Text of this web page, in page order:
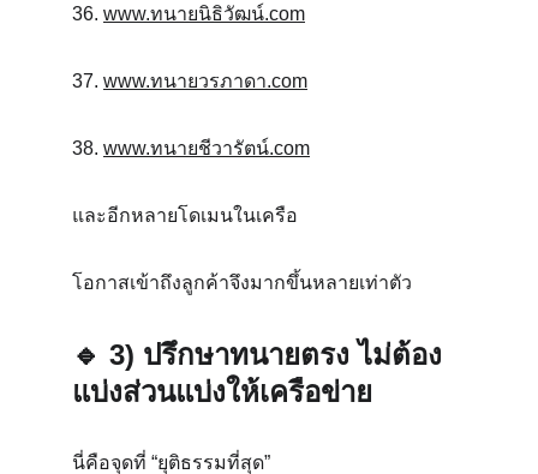
36. www.ทนายนิธิวัฒน์.com
37. www.ทนายวรภาดา.com
38. www.ทนายชีวารัตน์.com
และอีกหลายโดเมนในเครือ
โอกาสเข้าถึงลูกค้าจึงมากขึ้นหลายเท่าตัว
🔹 3) ปรึกษาทนายตรง ไม่ต้อง
แบ่งส่วนแบ่งให้เครือข่าย
นี่คือจุดที่ “ยุติธรรมที่สุด”